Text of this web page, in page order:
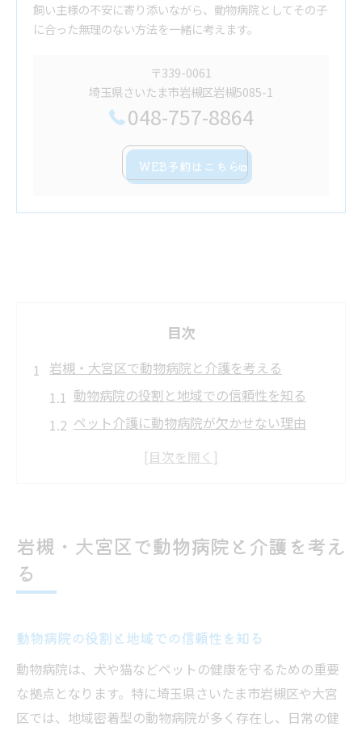
飼い主様の不安に寄り添いながら、動物病院としてその子
に合った無理のない方法を一緒に考えます。
〒339-0061
埼玉県さいたま市岩槻区岩槻5085-1
048-757-8864
WEB予約はこちら
目次
岩槻・大宮区で動物病院と介護を考える
動物病院の役割と地域での信頼性を知る
ペット介護に動物病院が欠かせない理由
動物病院を選ぶ際の安心ポイント解説
動物病院での費用相談が重要な理由とは
活用法
動物病院での支払い方法と相談ポイント
動物病院の費用比較で家計管理を強化しよ
う
岩槻・大宮区で動物病院と介護を考え
る
動物病院の役割と地域での信頼性を知る
動物病院は、犬や猫などペットの健康を守るための重要
な拠点となります。特に埼玉県さいたま市岩槻区や大宮
区では、地域密着型の動物病院が多く存在し、日常の健